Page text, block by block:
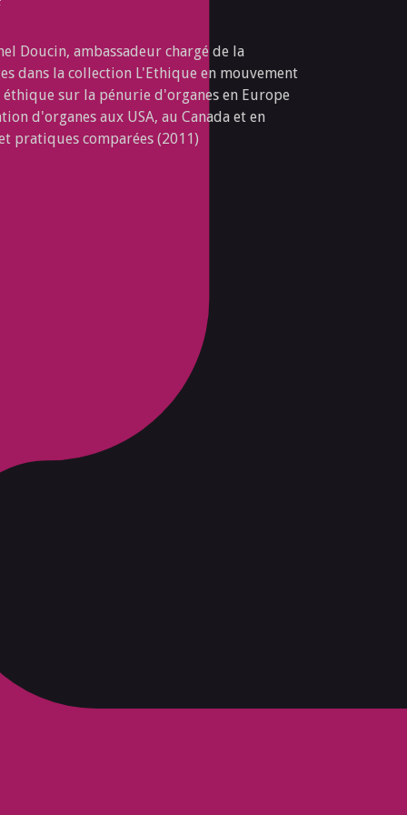
Doucin, ambassadeur chargé de la
dans la collection L'Ethique en mouvement
sur la pénurie d'organes en Europe
d'organes aux USA, au Canada et en
pratiques comparées (2011)